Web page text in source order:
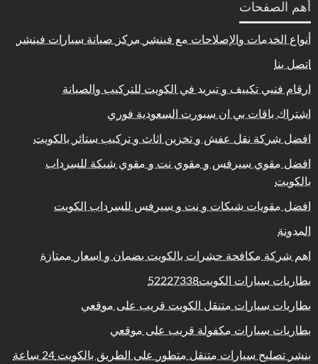
أهم الصفحات
أنواع الخدمات والإصلاحات مع فينشر مركز صيانة سيارات فينشر
اتصل بنا
ارقام فنيي تكييف و تبريد في الكويت للتركيب والصيانة
اشتراك باقات بي ان سبورت السعودية فوري
افضل شركة نقل عفش و تخزين اثاث و تركيب ستائر بالكويت
افضل مقوي سيرفس و مقوي نت و مقوي شبكة للسرداب
بالكويت
افضل مقويات شبكات و نت و سيرفس للسرداب الكويت
المدونة
اهم شركة مكافحة حشرات بالكويت بضمان و اسعار ممتازة
بطاريات سيارات الكويت52227338
بطاريات سيارات متنقل الكويت قريب على موقعي
بطاريات سيارات مكفولة قريب على موقعي
بنشر تصليح سيارات متنقل متطور على الطريق بالكويت 24 ساعة